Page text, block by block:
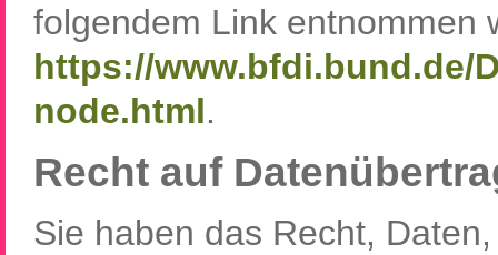
folgendem Link entnommen
https://www.bfdi.bund.de/
node.html.
Recht auf
Sie haben das Recht,